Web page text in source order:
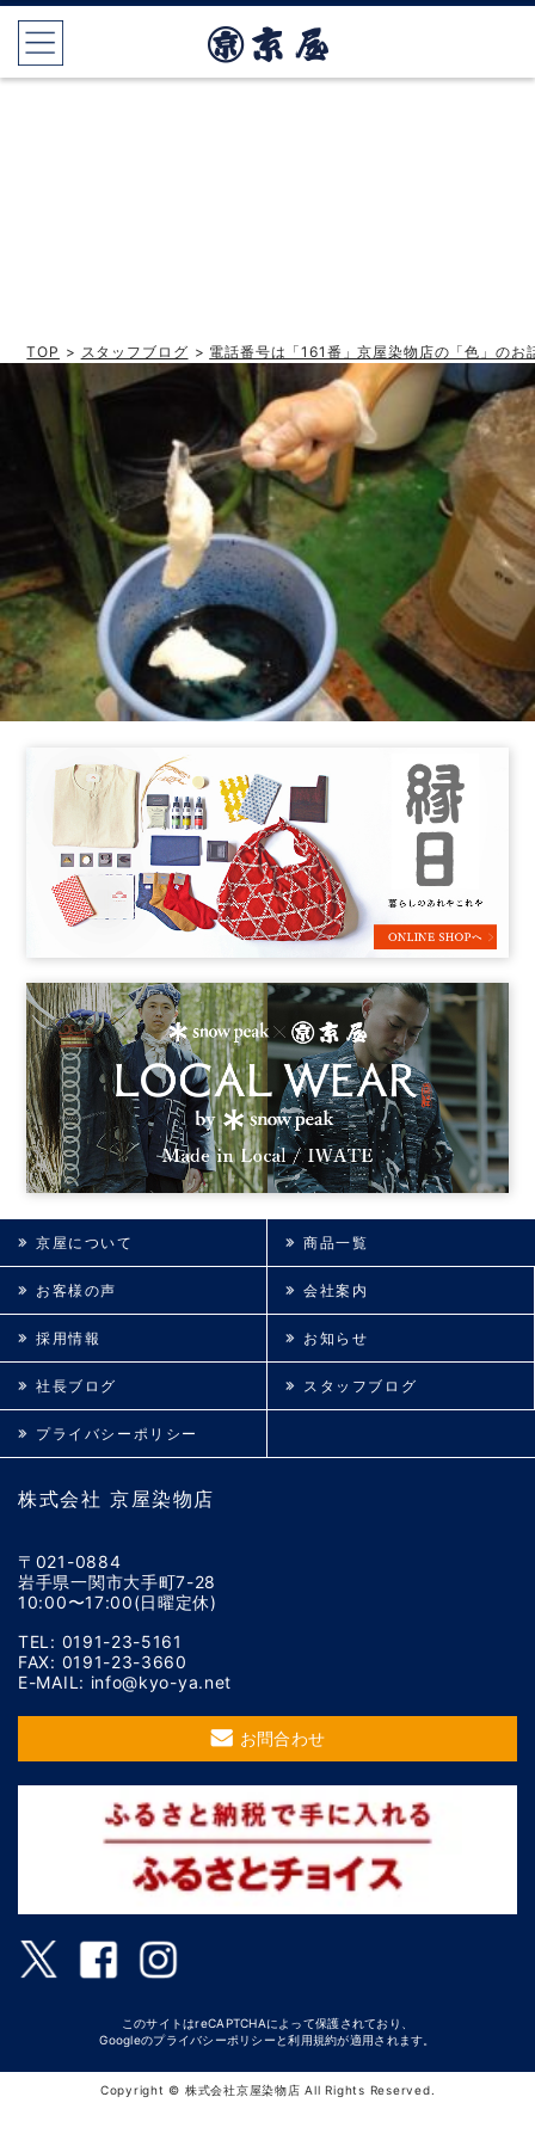
TOP > スタッフブログ > 電話番号は「161番」京屋染物店の「色」のお
株式会社 京屋染物店
〒021-0884
岩手県一関市大手町7-28
10:00〜17:00(日曜定休)
TEL: 0191-23-5161
FAX: 0191-23-3660
E-MAIL: info@kyo-ya.net
お問合わせ
京屋について 商品一覧
お客様の声 会社案内
採用情報 お知らせ
社長ブログ スタッフブログ
プライバシーポリシー
このサイトはreCAPTCHAによって保護されており、
Googleのプライバシーポリシー と利用規約が適用されます。
Copyright © 株式会社京屋染物店 All Rights Reserved.